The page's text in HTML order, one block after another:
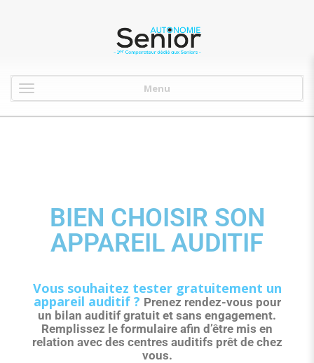
Menu
BIEN CHOISIR SON
APPAREIL AUDITIF
Vous souhaitez tester gratuitement un
appareil auditif ? Prenez rendez-vous pour
un bilan auditif gratuit et sans engagement.
Remplissez le formulaire afin d’être mis en
relation avec des centres auditifs prêt de chez
vous.